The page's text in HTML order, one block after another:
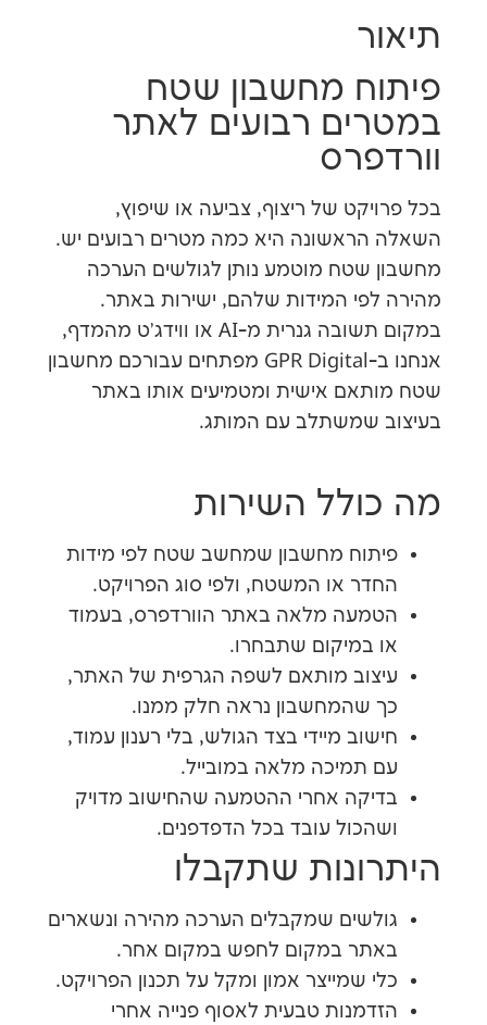
מחשבון שטח
רבועים לאתר
של ריצוף, צביעה או שיפוץ,
היא כמה מטרים רבועים יש.
שטח מוטמע נותן לגולשים הערכה
המידות שלהם, ישירות באתר.
במקום תשובה גנרית מ-AI או ווידג'ט מהמדף,
אנחנו ב-GPR Digital מפתחים עבורכם מחשבון
אישית ומטמיעים אותו באתר
שמשתלב עם המותג.
השירות
מחשבון שמחשב שטח לפי מידות
או המשטח, ולפי סוג הפרויקט.
מלאה באתר הוורדפרס, בעמוד
במיקום שתבחרו.
מותאם לשפה הגרפית של האתר,
שהמחשבון נראה חלק ממנו.
מיידי בצד הגולש, בלי רענון עמוד,
תמיכה מלאה במובייל.
אחרי ההטמעה שהחישוב מדויק
עובד בכל הדפדפנים.
שתקבלו
שמקבלים הערכה מהירה ונשארים
במקום לחפש במקום אחר.
שמייצר אמון ומקל על תכנון הפרויקט.
טבעית לאסוף פנייה אחרי